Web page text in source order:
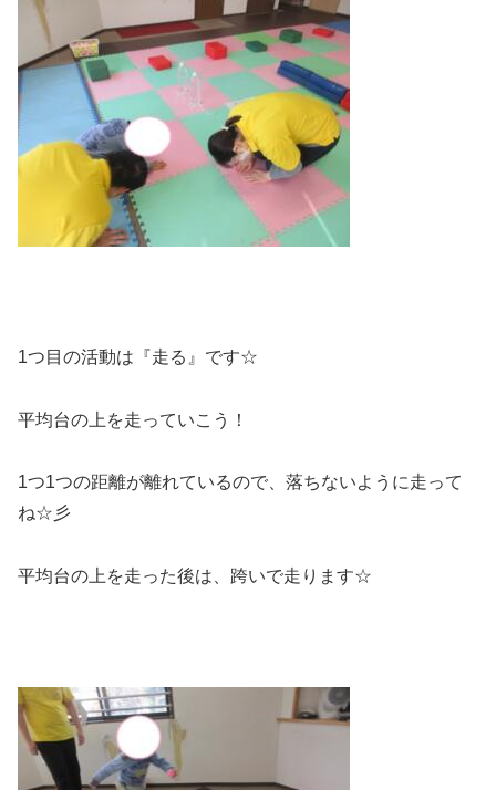
1つ目の活動は『走る』です☆
平均台の上を走っていこう！
1つ1つの距離が離れているので、落ちないように走って
ね☆彡
平均台の上を走った後は、跨いで走ります☆